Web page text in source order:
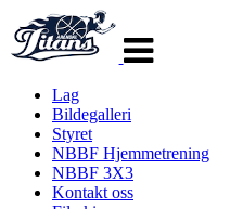
navigasjon
Lag
Bildegalleri
Styret
NBBF Hjemmetrening
NBBF 3X3
Kontakt oss